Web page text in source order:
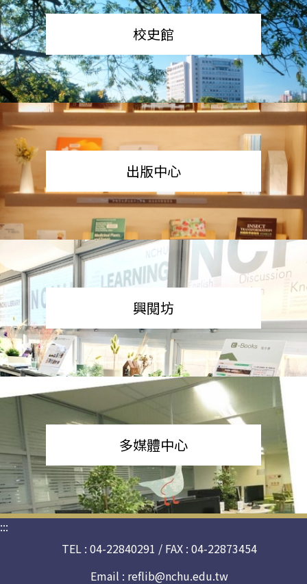
校史館
出版中心
興閱坊
多媒體中心
:::
TEL : 04-22840291 / FAX : 04-22873454
Email : reflib@nchu.edu.tw